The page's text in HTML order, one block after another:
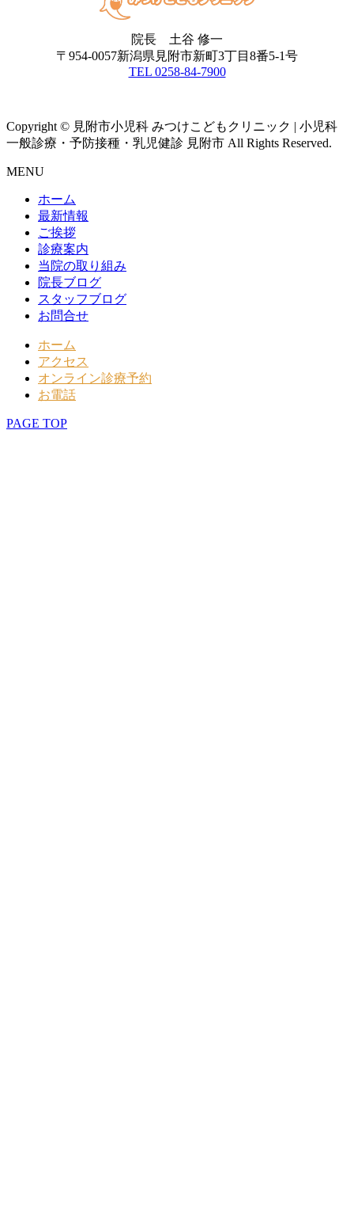
院長 土谷 修一
〒954-0057新潟県見附市新町3丁目8番5-1号
TEL 0258-84-7900
Copyright © 見附市小児科 みつけこどもクリニック | 小児科
一般診療・予防接種・乳児健診 見附市 All Rights Reserved.
MENU
ホーム
最新情報
ご挨拶
診療案内
当院の取り組み
院長ブログ
スタッフブログ
お問合せ
ホーム
アクセス
オンライン診療予約
お電話
PAGE TOP